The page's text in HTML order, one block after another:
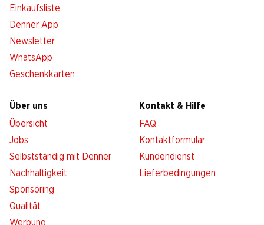
Einkaufsliste
Denner App
Newsletter
WhatsApp
Geschenkkarten
Über uns
Übersicht
Jobs
Selbstständig mit Denner
Nachhaltigkeit
Sponsoring
Qualität
Werbung
Kontakt & Hilfe
FAQ
Kontaktformular
Kundendienst
Lieferbedingungen